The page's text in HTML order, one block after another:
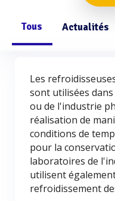
Tous Actualités
Les
sont utilisées
ou de l'industrie
réalisation de
conditions de
pour la
laboratoires de
utilisent
refroidissement